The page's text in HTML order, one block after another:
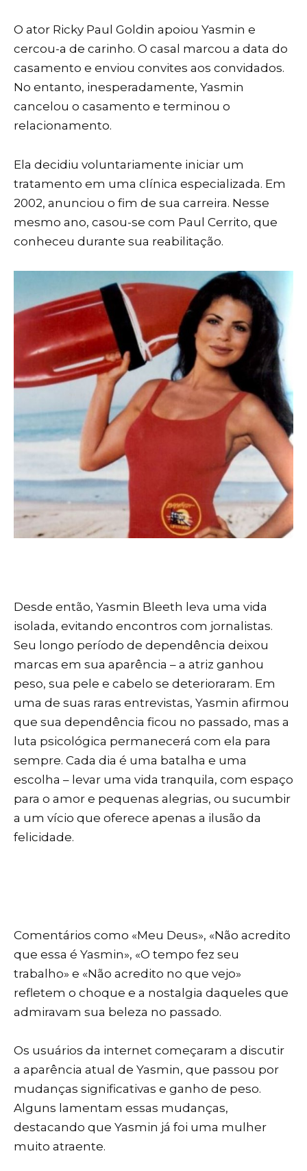
O ator Ricky Paul Goldin apoiou Yasmin e
cercou-a de carinho. O casal marcou a data do
casamento e enviou convites aos convidados.
No entanto, inesperadamente, Yasmin
cancelou o casamento e terminou o
relacionamento.
Ela decidiu voluntariamente iniciar um
tratamento em uma clínica especializada. Em
2002, anunciou o fim de sua carreira. Nesse
mesmo ano, casou-se com Paul Cerrito, que
conheceu durante sua reabilitação.
Desde então, Yasmin Bleeth leva uma vida
isolada, evitando encontros com jornalistas.
Seu longo período de dependência deixou
marcas em sua aparência – a atriz ganhou
peso, sua pele e cabelo se deterioraram. Em
uma de suas raras entrevistas, Yasmin afirmou
que sua dependência ficou no passado, mas a
luta psicológica permanecerá com ela para
sempre. Cada dia é uma batalha e uma
escolha – levar uma vida tranquila, com espaço
para o amor e pequenas alegrias, ou sucumbir
a um vício que oferece apenas a ilusão da
felicidade.
Comentários como «Meu Deus», «Não acredito
que essa é Yasmin», «O tempo fez seu
trabalho» e «Não acredito no que vejo»
refletem o choque e a nostalgia daqueles que
admiravam sua beleza no passado.
Os usuários da internet começaram a discutir
a aparência atual de Yasmin, que passou por
mudanças significativas e ganho de peso.
Alguns lamentam essas mudanças,
destacando que Yasmin já foi uma mulher
muito atraente.